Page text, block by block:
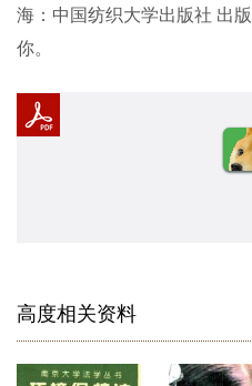
海：中国纺织大学出版社 出
你。
高度相关资料